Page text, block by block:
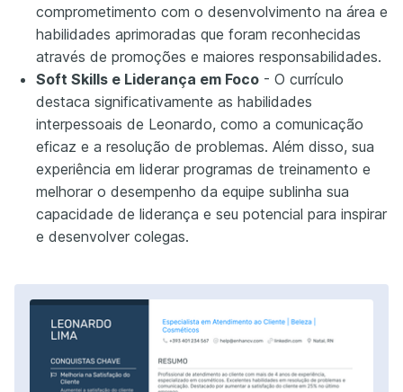
comprometimento com o desenvolvimento na área e
habilidades aprimoradas que foram reconhecidas
através de promoções e maiores responsabilidades.
Soft Skills e Liderança em Foco - O currículo
destaca significativamente as habilidades
interpessoais de Leonardo, como a comunicação
eficaz e a resolução de problemas. Além disso, sua
experiência em liderar programas de treinamento e
melhorar o desempenho da equipe sublinha sua
capacidade de liderança e seu potencial para inspirar
e desenvolver colegas.